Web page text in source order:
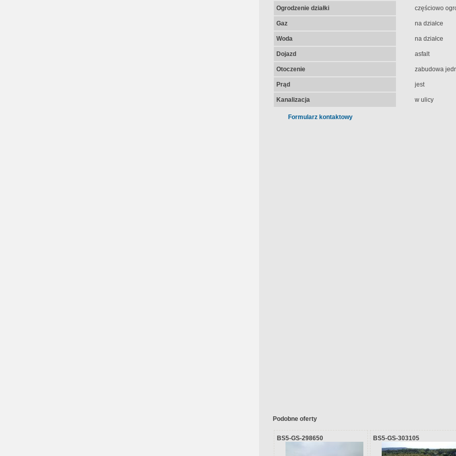
Ogrodzenie działki częściowo
Gaz na działce
Woda na działce
Dojazd asfalt
Otoczenie zabudowa
Prąd jest
Kanalizacja w ulicy
Formularz kontaktowy
Podobne oferty
BS5-GS-298650 BS5-GS-303105